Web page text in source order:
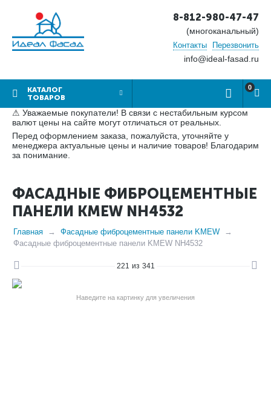
8-812-980-47-47
(многоканальный)
Контакты Перезвонить
info@ideal-fasad.ru
КАТАЛОГ
ТОВАРОВ
0
⚠ Уважаемые покупатели! В связи с нестабильным курсом
валют цены на сайте могут отличаться от реальных.
Перед оформлением заказа, пожалуйста, уточняйте у
менеджера актуальные цены и наличие товаров! Благодарим
за понимание.
ФАСАДНЫЕ ФИБРОЦЕМЕНТНЫЕ
ПАНЕЛИ KMEW NH4532
Главная
Фасадные фиброцементные панели KMEW
Фасадные фиброцементные панели KMEW NH4532
221 из 341
Наведите на картинку для увеличения